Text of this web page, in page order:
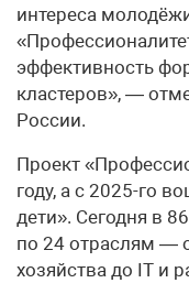
интереса
эффективность
кластеров», —
России.
Проект
году, а с 2025-го
дети». Сегодня в
по 24 отраслям —
хозяйства до IT и